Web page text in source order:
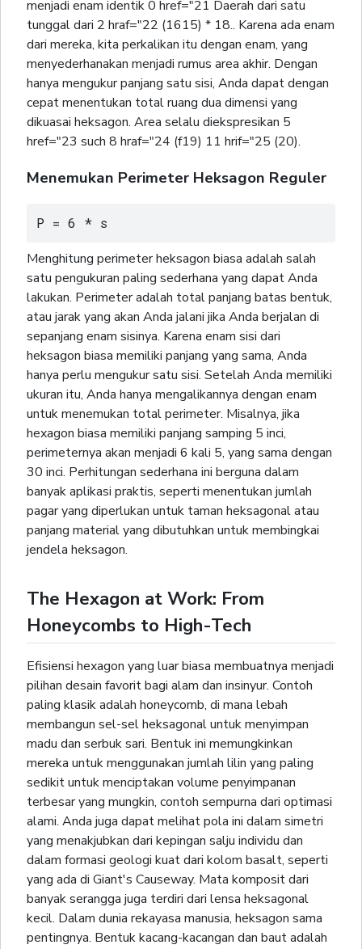
menjadi enam identik 0 href="21 Daerah dari satu
tunggal dari 2 hraf="22 (1615) * 18.. Karena ada enam
dari mereka, kita perkalikan itu dengan enam, yang
menyederhanakan menjadi rumus area akhir. Dengan
hanya mengukur panjang satu sisi, Anda dapat dengan
cepat menentukan total ruang dua dimensi yang
dikuasai heksagon. Area selalu diekspresikan 5
href="23 such 8 hraf="24 (f19) 11 hrif="25 (20).
Menemukan Perimeter Heksagon Reguler
P = 6 * s
Menghitung perimeter heksagon biasa adalah salah
satu pengukuran paling sederhana yang dapat Anda
lakukan. Perimeter adalah total panjang batas bentuk,
atau jarak yang akan Anda jalani jika Anda berjalan di
sepanjang enam sisinya. Karena enam sisi dari
heksagon biasa memiliki panjang yang sama, Anda
hanya perlu mengukur satu sisi. Setelah Anda memiliki
ukuran itu, Anda hanya mengalikannya dengan enam
untuk menemukan total perimeter. Misalnya, jika
hexagon biasa memiliki panjang samping 5 inci,
perimeternya akan menjadi 6 kali 5, yang sama dengan
30 inci. Perhitungan sederhana ini berguna dalam
banyak aplikasi praktis, seperti menentukan jumlah
pagar yang diperlukan untuk taman heksagonal atau
panjang material yang dibutuhkan untuk membingkai
jendela heksagon.
The Hexagon at Work: From
Honeycombs to High-Tech
Efisiensi hexagon yang luar biasa membuatnya menjadi
pilihan desain favorit bagi alam dan insinyur. Contoh
paling klasik adalah honeycomb, di mana lebah
membangun sel-sel heksagonal untuk menyimpan
madu dan serbuk sari. Bentuk ini memungkinkan
mereka untuk menggunakan jumlah lilin yang paling
sedikit untuk menciptakan volume penyimpanan
terbesar yang mungkin, contoh sempurna dari optimasi
alami. Anda juga dapat melihat pola ini dalam simetri
yang menakjubkan dari kepingan salju individu dan
dalam formasi geologi kuat dari kolom basalt, seperti
yang ada di Giant's Causeway. Mata komposit dari
banyak serangga juga terdiri dari lensa heksagonal
kecil. Dalam dunia rekayasa manusia, heksagon sama
pentingnya. Bentuk kacang-kacangan dan baut adalah